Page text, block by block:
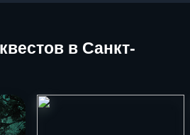
в Санкт-